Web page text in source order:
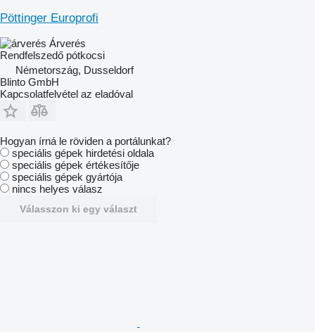
Pöttinger Europrofi
Árverés
Rendfelszedő pótkocsi
Németország, Dusseldorf
Blinto GmbH
Kapcsolatfelvétel az eladóval
Hogyan írná le röviden a portálunkat?
speciális gépek hirdetési oldala
speciális gépek értékesítője
speciális gépek gyártója
nincs helyes válasz
Válasszon ki egy választ